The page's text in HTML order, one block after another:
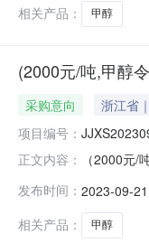
相关产品：
甲醇
(2000元/吨,甲醇
采购意向 浙江省
项目编号：
正文内容：
（2000元
场）公布东
发布时间： 2023-09-
相关产品：
甲醇